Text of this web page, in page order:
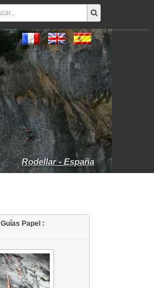
Rodellar - España
Guías Papel :